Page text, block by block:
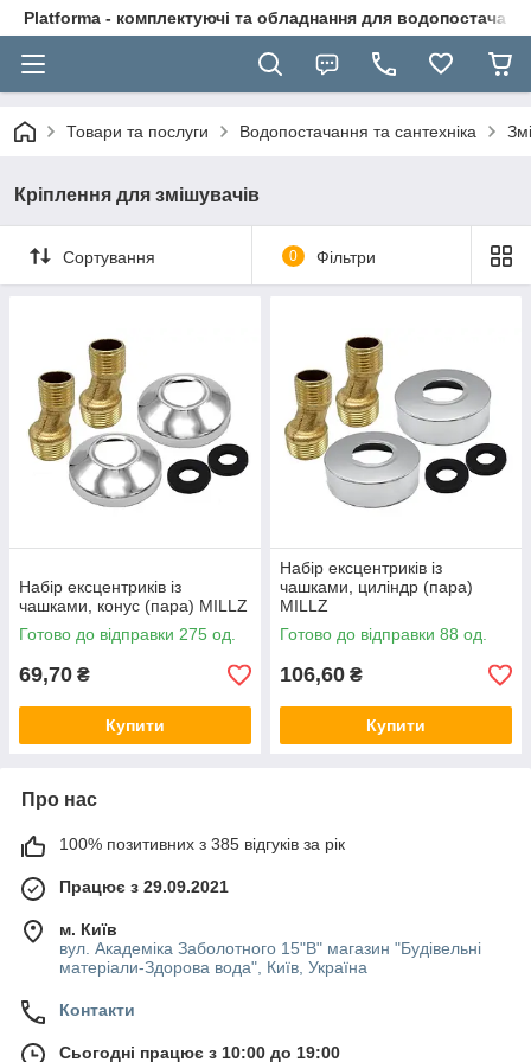
Platforma - комплектуючі та обладнання для
Товари та послуги Водопостачання та сантехніка
Кріплення для змішувачів
Сортування 0 Фільтри
Набір ексцентриків із
чашками, конус (пара) MILLZ
Готово до відправки 275 од.
69,70 ₴
Купити
Набір ексцентриків із
чашками, циліндр (пара)
MILLZ
Готово до відправки 88 од.
106,60 ₴
Купити
Про нас
100% позитивних з 385 відгуків за рік
Працює з 29.09.2021
м. Київ
вул. Академіка Заболотного 15"В" магазин "Будівельні
матеріали-Здорова вода", Київ, Україна
Контакти
Сьогодні працює з 10:00 до 19:00